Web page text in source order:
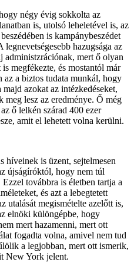
négy évig sokkolta az
is, utolsó leheletével is, az
is kampánybeszédet
legnevetségesebb hazugsága az
mert ő olyan
megfékezte, és mostantól már
a biztos tudata munkál, hogy
azokat az intézkedéseket,
meg lesz az eredménye. Ő még
ő lelkén szárad 400 ezer
amit el lehetett volna kerülni.
híveinek is üzent, sejtelmesen
újságíróktól, hogy nem túl
továbbra is életben tartja a
és azt a lebegtetett
utalását megismételte azelőtt is,
elnöki különgépbe, hogy
mert hazamenni, mert ott
fogadta volna, amivel nem tud
a legjobban, mert ott ismerik,
New York jelent.